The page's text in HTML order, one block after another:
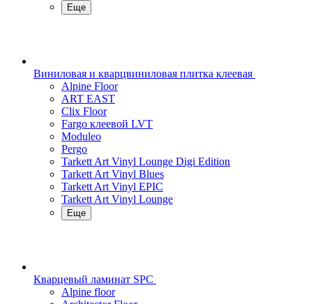
Еще
Виниловая и кварцвиниловая плитка клеевая
Alpine Floor
ART EAST
Clix Floor
Fargo клеевой LVT
Moduleo
Pergo
Tarkett Art Vinyl Lounge Digi Edition
Tarkett Art Vinyl Blues
Tarkett Art Vinyl EPIC
Tarkett Art Vinyl Lounge
Еще
Кварцевый ламинат SPC
Alpine floor